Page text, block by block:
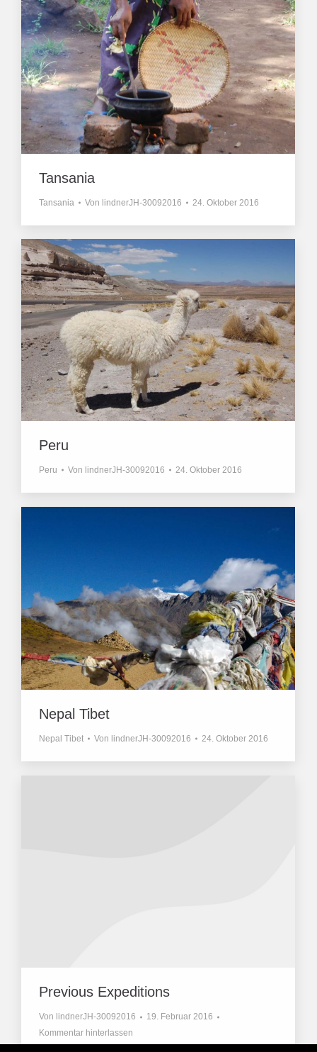
Tansania
Tansania Von lindnerJH-30092016 24. Oktober 2016
Peru
Peru Von lindnerJH-30092016 24. Oktober 2016
Nepal Tibet
Nepal Tibet Von lindnerJH-30092016 24. Oktober 2016
Previous Expeditions
Von lindnerJH-30092016
19. Februar 2016
Kommentar hinterlassen